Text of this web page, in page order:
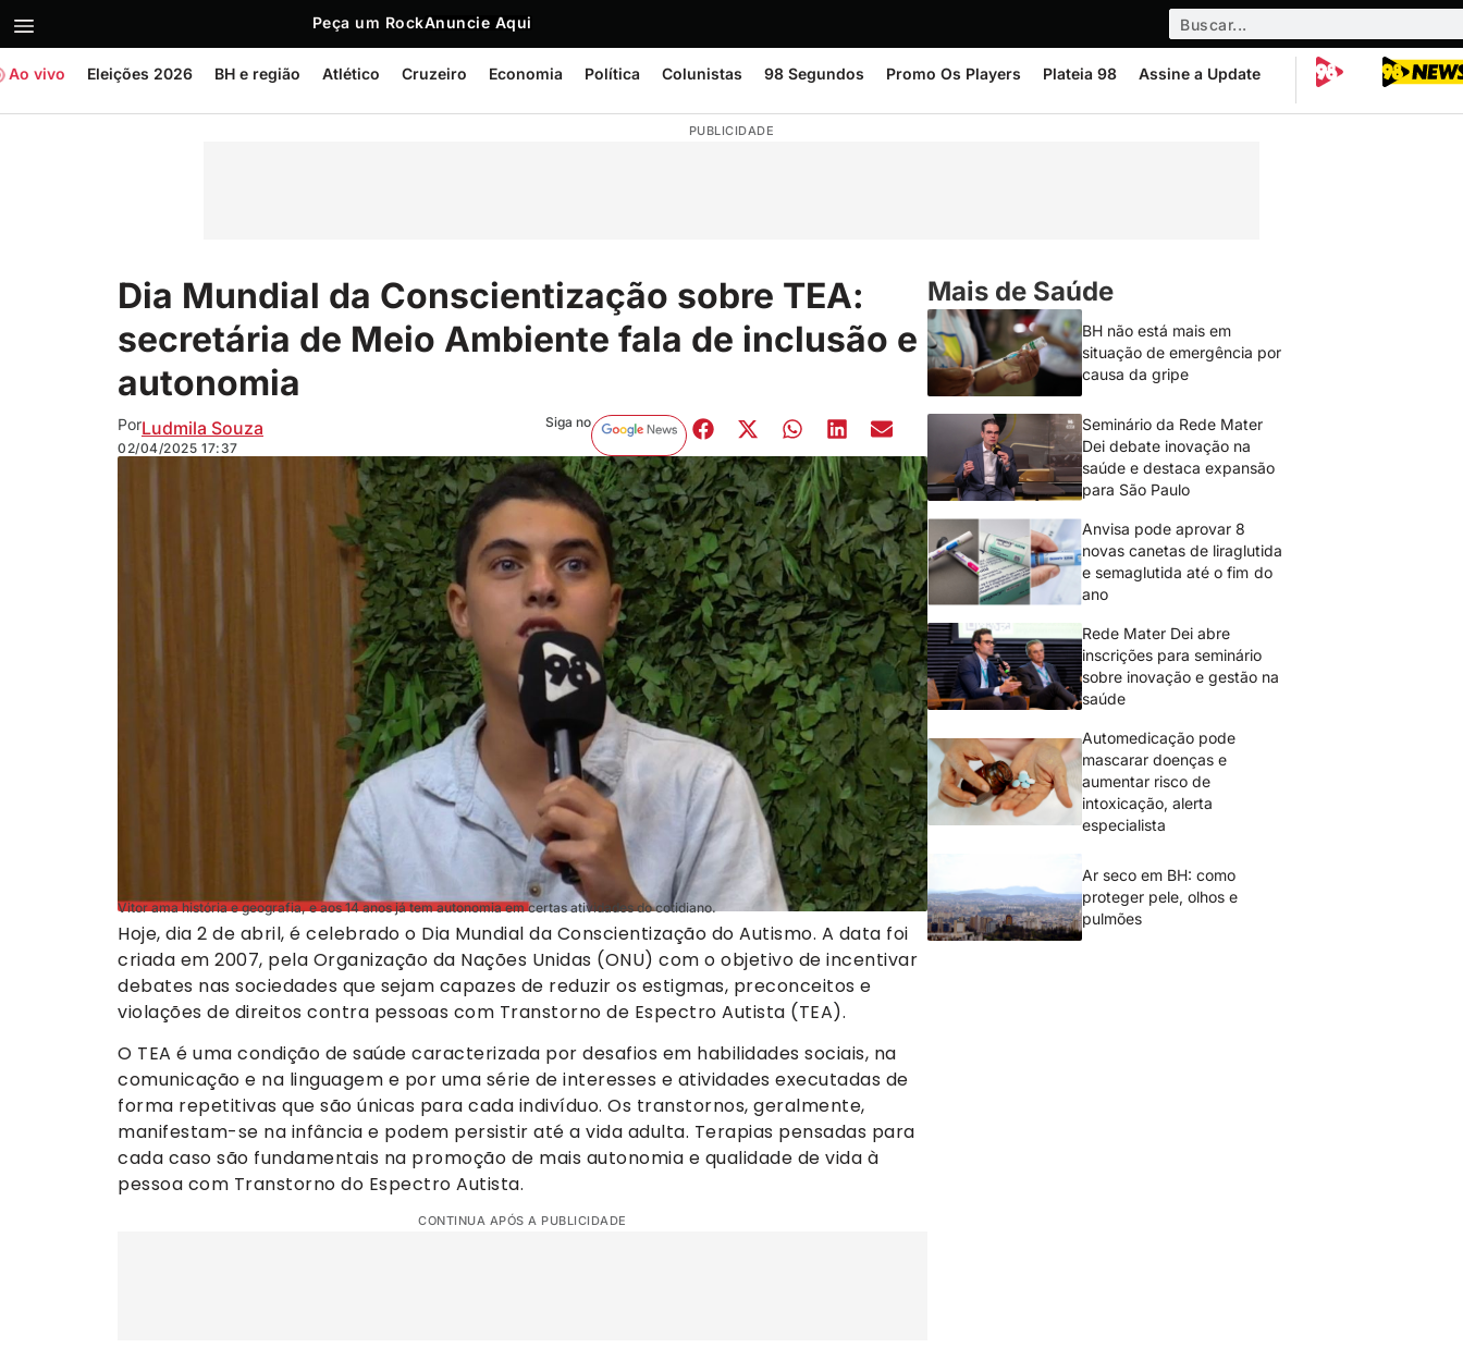
Peça um RockAnuncie Aqui
Ao vivo Eleições 2026 BH e região Atlético Cruzeiro Economia Política Colunistas 98 Segundos Promo Os Players Plateia 98 Assine a Update
PUBLICIDADE
Dia Mundial da Conscientização sobre TEA:
secretária de Meio Ambiente fala de inclusão e
autonomia
PorLudmila Souza
02/04/2025 17:37
Siga no
Vitor ama história e geografia, e aos 14 anos já tem autonomia em certas atividades do cotidiano.
Hoje, dia 2 de abril, é celebrado o Dia Mundial da Conscientização do Autismo. A data foi
criada em 2007, pela Organização da Nações Unidas (ONU) com o objetivo de incentivar
debates nas sociedades que sejam capazes de reduzir os estigmas, preconceitos e
violações de direitos contra pessoas com Transtorno de Espectro Autista (TEA).
O TEA é uma condição de saúde caracterizada por desafios em habilidades sociais, na
comunicação e na linguagem e por uma série de interesses e atividades executadas de
forma repetitivas que são únicas para cada indivíduo. Os transtornos, geralmente,
manifestam-se na infância e podem persistir até a vida adulta. Terapias pensadas para
cada caso são fundamentais na promoção de mais autonomia e qualidade de vida à
pessoa com Transtorno do Espectro Autista.
CONTINUA APÓS A PUBLICIDADE
Mais de Saúde
BH não está mais em
situação de emergência por
causa da gripe
Seminário da Rede Mater
Dei debate inovação na
saúde e destaca expansão
para São Paulo
Anvisa pode aprovar 8
novas canetas de liraglutida
e semaglutida até o fim do
ano
Rede Mater Dei abre
inscrições para seminário
sobre inovação e gestão na
saúde
Automedicação pode
mascarar doenças e
aumentar risco de
intoxicação, alerta
especialista
Ar seco em BH: como
proteger pele, olhos e
pulmões